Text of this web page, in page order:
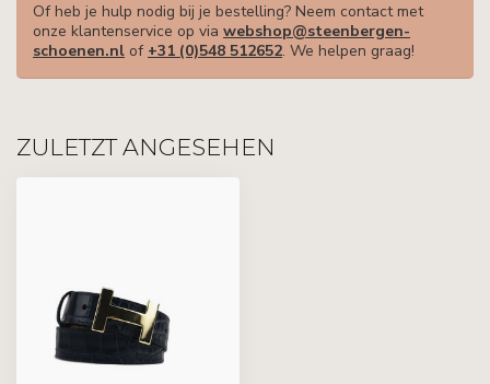
Of heb je hulp nodig bij je bestelling? Neem contact met
onze klantenservice op via webshop@steenbergen-
schoenen.nl of +31 (0)548 512652. We helpen graag!
ZULETZT ANGESEHEN